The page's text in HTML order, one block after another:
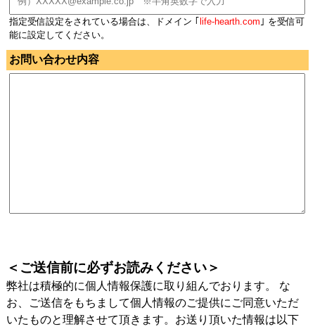
指定受信設定をされている場合は、ドメイン ｢life-hearth.com ｣ を受信可
能に設定してください。
お問い合わせ内容
＜ご送信前に必ずお読みください＞
弊社は積極的に個人情報保護に取り組んでおります。 な
お、ご送信をもちまして個人情報のご提供にご同意いただ
いたものと理解させて頂きます。お送り頂いた情報は以下